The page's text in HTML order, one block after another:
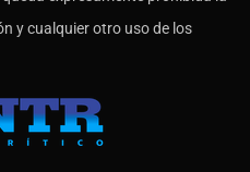
y cualquier otro uso de los